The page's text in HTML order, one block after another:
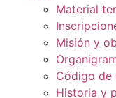
Material
Misión y
Código de
Historia y